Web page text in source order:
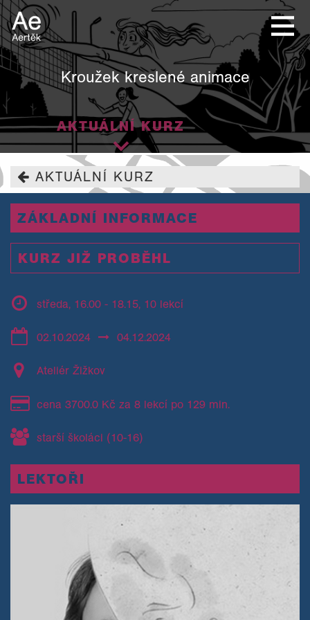
Kroužek kreslené animace
AKTUÁLNÍ KURZ
AKTUÁLNÍ KURZ
ZÁKLADNÍ INFORMACE
KURZ JIŽ PROBĚHL
středa, 16.00 - 18.15, 10 lekcí
02.10.2024 04.12.2024
Ateliér Žižkov
cena 3700.0 Kč za 8 lekcí po 129 min.
starší školáci (10-16)
LEKTOŘI